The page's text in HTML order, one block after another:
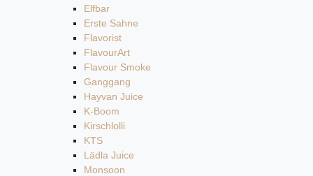
Elfbar
Erste Sahne
Flavorist
FlavourArt
Flavour Smoke
Ganggang
Hayvan Juice
K-Boom
Kirschlolli
KTS
Lädla Juice
Monsoon